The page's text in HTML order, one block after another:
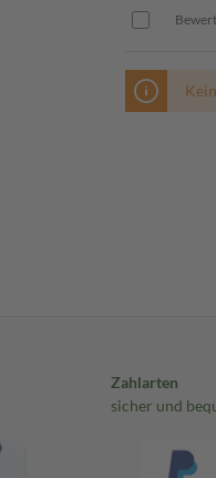
Zahlarten
sicher und